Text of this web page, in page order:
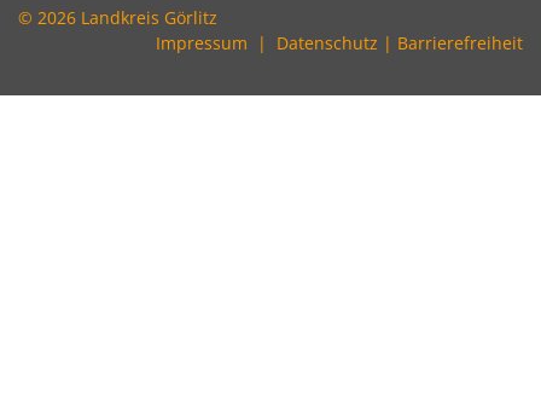
© 2026 Landkreis Görlitz
Impressum | Datenschutz | Barrierefreiheit